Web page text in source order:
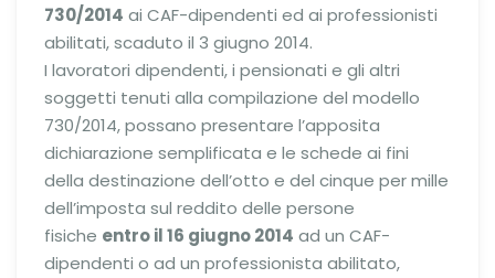
730/2014 ai CAF-dipendenti ed ai professionisti
abilitati, scaduto il 3 giugno 2014.
I lavoratori dipendenti, i pensionati e gli altri
soggetti tenuti alla compilazione del modello
730/2014, possano presentare l’apposita
dichiarazione semplificata e le schede ai fini
della destinazione dell’otto e del cinque per mille
dell’imposta sul reddito delle persone
fisiche entro il 16 giugno 2014 ad un CAF-
dipendenti o ad un professionista abilitato,